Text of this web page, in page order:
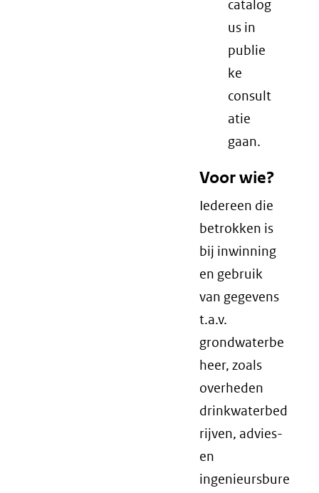
catalog
us in
publie
ke
consult
atie
gaan.
Voor wie?
Iedereen die
betrokken is
bij inwinning
en gebruik
van gegevens
t.a.v.
grondwaterbe
heer, zoals
overheden
drinkwaterbed
rijven, advies-
en
ingenieursbure